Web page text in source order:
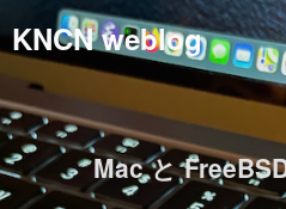
ン
ツ
へ
ス
キ
KNCN weblog
Mac と